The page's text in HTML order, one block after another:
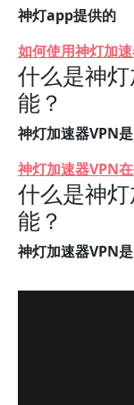
神灯app提供的
如何使用神灯加
什么是神
能？
神灯加速器VPN是
神灯加速器VPN
什么是神
能？
神灯加速器VPN是